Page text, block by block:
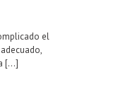
el
[…]